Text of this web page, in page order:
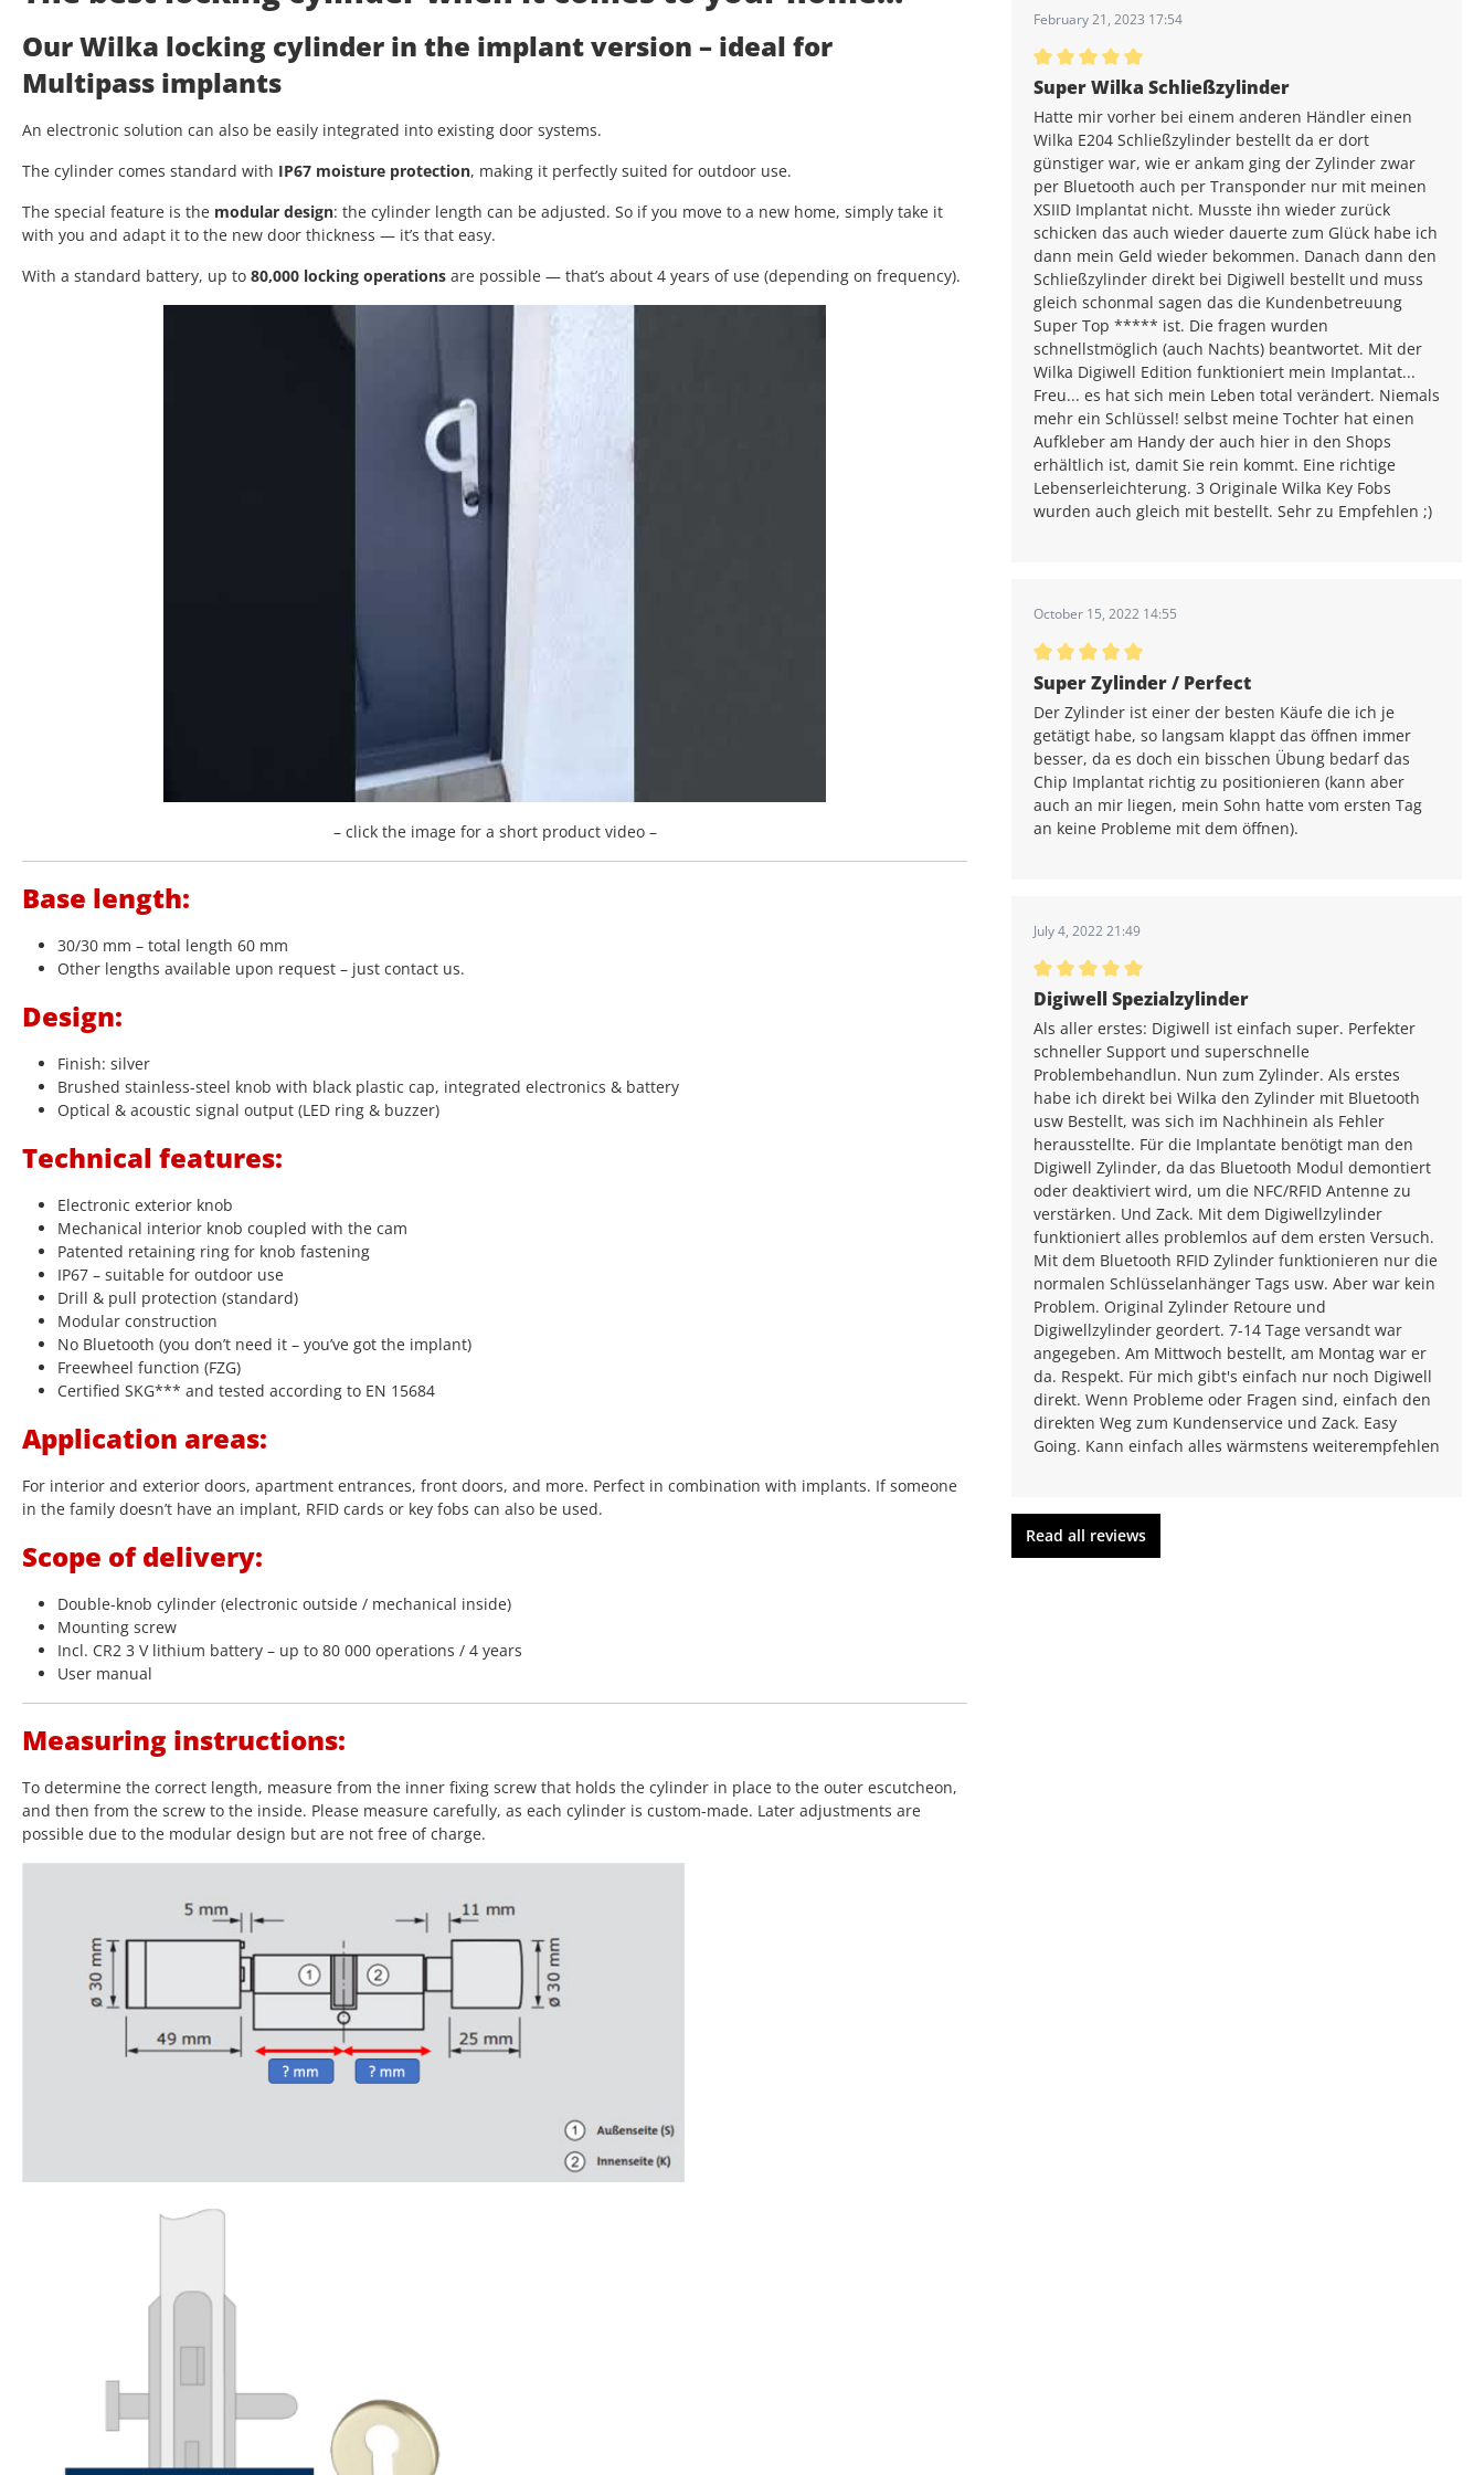
Our Wilka locking cylinder in the implant version – ideal for
Multipass implants
An electronic solution can also be easily integrated into existing door systems.
The cylinder comes standard with IP67 moisture protection, making it perfectly suited for outdoor use.
The special feature is the modular design: the cylinder length can be adjusted. So if you move to a new home, simply take it
with you and adapt it to the new door thickness — it’s that easy.
With a standard battery, up to 80,000 locking operations are possible — that’s about 4 years of use (depending on frequency).
– click the image for a short product video –
Base length:
30/30 mm – total length 60 mm
Other lengths available upon request – just contact us.
Design:
Finish: silver
Brushed stainless-steel knob with black plastic cap, integrated electronics & battery
Optical & acoustic signal output (LED ring & buzzer)
Technical features:
Electronic exterior knob
Mechanical interior knob coupled with the cam
Patented retaining ring for knob fastening
IP67 – suitable for outdoor use
Drill & pull protection (standard)
Modular construction
No Bluetooth (you don’t need it – you’ve got the implant)
Freewheel function (FZG)
Certified SKG*** and tested according to EN 15684
Application areas:
For interior and exterior doors, apartment entrances, front doors, and more. Perfect in combination with implants. If someone
in the family doesn’t have an implant, RFID cards or key fobs can also be used.
Scope of delivery:
Double-knob cylinder (electronic outside / mechanical inside)
Mounting screw
Incl. CR2 3 V lithium battery – up to 80 000 operations / 4 years
User manual
Measuring instructions:
To determine the correct length, measure from the inner fixing screw that holds the cylinder in place to the outer escutcheon,
and then from the screw to the inside. Please measure carefully, as each cylinder is custom-made. Later adjustments are
possible due to the modular design but are not free of charge.
February 21, 2023 17:54
Average rating of 5 out of 5 stars
Super Wilka Schließzylinder
Hatte mir vorher bei einem anderen Händler einen
Wilka E204 Schließzylinder bestellt da er dort
günstiger war, wie er ankam ging der Zylinder zwar
per Bluetooth auch per Transponder nur mit meinen
XSIID Implantat nicht. Musste ihn wieder zurück
schicken das auch wieder dauerte zum Glück habe ich
dann mein Geld wieder bekommen. Danach dann den
Schließzylinder direkt bei Digiwell bestellt und muss
gleich schonmal sagen das die Kundenbetreuung
Super Top ***** ist. Die fragen wurden
schnellstmöglich (auch Nachts) beantwortet. Mit der
Wilka Digiwell Edition funktioniert mein Implantat...
Freu... es hat sich mein Leben total verändert. Niemals
mehr ein Schlüssel! selbst meine Tochter hat einen
Aufkleber am Handy der auch hier in den Shops
erhältlich ist, damit Sie rein kommt. Eine richtige
Lebenserleichterung. 3 Originale Wilka Key Fobs
wurden auch gleich mit bestellt. Sehr zu Empfehlen ;)
October 15, 2022 14:55
Average rating of 5 out of 5 stars
Super Zylinder / Perfect
Der Zylinder ist einer der besten Käufe die ich je
getätigt habe, so langsam klappt das öffnen immer
besser, da es doch ein bisschen Übung bedarf das
Chip Implantat richtig zu positionieren (kann aber
auch an mir liegen, mein Sohn hatte vom ersten Tag
an keine Probleme mit dem öffnen).
July 4, 2022 21:49
Average rating of 5 out of 5 stars
Digiwell Spezialzylinder
Als aller erstes: Digiwell ist einfach super. Perfekter
schneller Support und superschnelle
Problembehandlun. Nun zum Zylinder. Als erstes
habe ich direkt bei Wilka den Zylinder mit Bluetooth
usw Bestellt, was sich im Nachhinein als Fehler
herausstellte. Für die Implantate benötigt man den
Digiwell Zylinder, da das Bluetooth Modul demontiert
oder deaktiviert wird, um die NFC/RFID Antenne zu
verstärken. Und Zack. Mit dem Digiwellzylinder
funktioniert alles problemlos auf dem ersten Versuch.
Mit dem Bluetooth RFID Zylinder funktionieren nur die
normalen Schlüsselanhänger Tags usw. Aber war kein
Problem. Original Zylinder Retoure und
Digiwellzylinder geordert. 7-14 Tage versandt war
angegeben. Am Mittwoch bestellt, am Montag war er
da. Respekt. Für mich gibt's einfach nur noch Digiwell
direkt. Wenn Probleme oder Fragen sind, einfach den
direkten Weg zum Kundenservice und Zack. Easy
Going. Kann einfach alles wärmstens weiterempfehlen
Read all reviews